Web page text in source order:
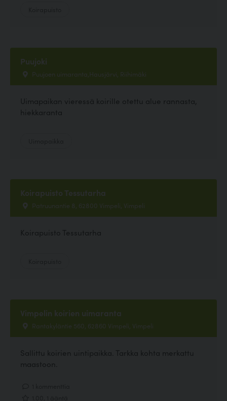
Puujoki
Puujoen uimaranta,Hausjärvi, Riihimäki
Uimapaikan vieressä koirille otettu alue rannasta,
hiekkaranta
Koirapuisto Tessutarha
Patruunantie 8, 62800 Vimpeli, Vimpeli
Koirapuisto Tessutarha
Vimpelin koirien uimaranta
Rantakyläntie 560, 62860 Vimpeli, Vimpeli
Sallittu koirien uintipaikka. Tarkka kohta merkattu
maastoon.